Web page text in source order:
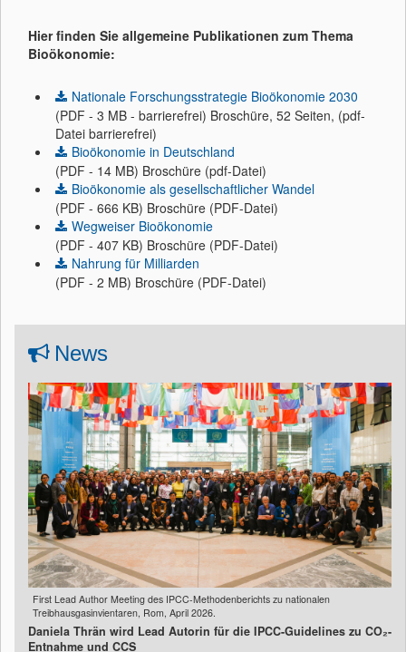
Hier finden Sie allgemeine Publikationen zum Thema
Bioökonomie:
Nationale Forschungsstrategie Bioökonomie 2030
(PDF - 3 MB - barrierefrei) Broschüre, 52 Seiten, (pdf-
Datei barrierefrei)
Bioökonomie in Deutschland
(PDF - 14 MB) Broschüre (pdf-Datei)
Bioökonomie als gesellschaftlicher Wandel
(PDF - 666 KB) Broschüre (PDF-Datei)
Wegweiser Bioökonomie
(PDF - 407 KB) Broschüre (PDF-Datei)
Nahrung für Milliarden
(PDF - 2 MB) Broschüre (PDF-Datei)
News
First Lead Author Meeting des IPCC-Methodenberichts zu nationalen
Treibhausgasinvientaren, Rom, April 2026.
Daniela Thrän wird Lead Autorin für die IPCC-Guidelines zu CO₂-
Entnahme und CCS